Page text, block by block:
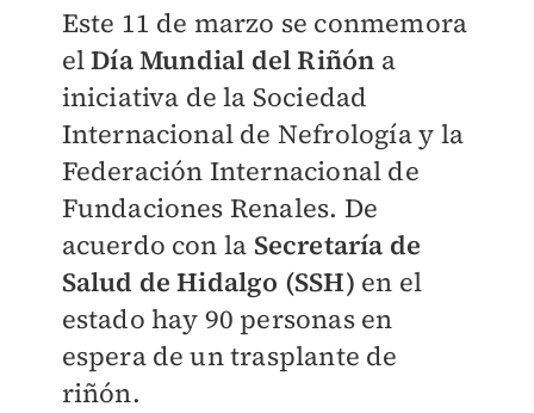
Este 11 de marzo se conmemora
elDía Mundial del Riñón a
iniciativa de la Sociedad
Internacional de Nefrología y la
Federación Internacional de
Fundaciones Renales. De
acuerdo con la Secretaría de
Salud de Hidalgo (SSH) en el
estado hay 90 personas en
espera de un trasplante de
riñón.